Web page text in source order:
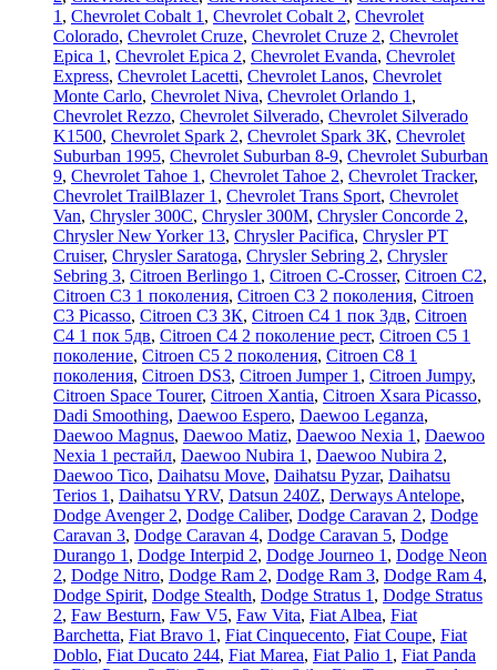
1, Chevrolet Cobalt 1, Chevrolet Cobalt 2, Chevrolet
Colorado, Chevrolet Cruze, Chevrolet Cruze 2, Chevrolet
Epica 1, Chevrolet Epica 2, Chevrolet Evanda, Chevrolet
Express, Chevrolet Lacetti, Chevrolet Lanos, Chevrolet
Monte Carlo, Chevrolet Niva, Chevrolet Orlando 1,
Chevrolet Rezzo, Chevrolet Silverado, Chevrolet Silverado
K1500, Chevrolet Spark 2, Chevrolet Spark ЗК, Chevrolet
Suburban 1995, Chevrolet Suburban 8-9, Chevrolet Suburban
9, Chevrolet Tahoe 1, Chevrolet Tahoe 2, Chevrolet Tracker,
Chevrolet TrailBlazer 1, Chevrolet Trans Sport, Chevrolet
Van, Chrysler 300C, Chrysler 300M, Chrysler Concorde 2,
Chrysler New Yorker 13, Chrysler Pacifica, Chrysler PT
Cruiser, Chrysler Saratoga, Chrysler Sebring 2, Chrysler
Sebring 3, Citroen Berlingo 1, Citroen C-Crosser, Citroen C2,
Citroen C3 1 поколения, Citroen C3 2 поколения, Citroen
C3 Picasso, Citroen C3 ЗК, Citroen C4 1 пок 3дв, Citroen
C4 1 пок 5дв, Citroen C4 2 поколение рест, Citroen C5 1
поколение, Citroen C5 2 поколения, Citroen C8 1
поколения, Citroen DS3, Citroen Jumper 1, Citroen Jumpy,
Citroen Space Tourer, Citroen Xantia, Citroen Xsara Picasso,
Dadi Smoothing, Daewoo Espero, Daewoo Leganza,
Daewoo Magnus, Daewoo Matiz, Daewoo Nexia 1, Daewoo
Nexia 1 рестайл, Daewoo Nubira 1, Daewoo Nubira 2,
Daewoo Tico, Daihatsu Move, Daihatsu Pyzar, Daihatsu
Terios 1, Daihatsu YRV, Datsun 240Z, Derways Antelope,
Dodge Avenger 2, Dodge Caliber, Dodge Caravan 2, Dodge
Caravan 3, Dodge Caravan 4, Dodge Caravan 5, Dodge
Durango 1, Dodge Interpid 2, Dodge Journeo 1, Dodge Neon
2, Dodge Nitro, Dodge Ram 2, Dodge Ram 3, Dodge Ram 4,
Dodge Spirit, Dodge Stealth, Dodge Stratus 1, Dodge Stratus
2, Faw Besturn, Faw V5, Faw Vita, Fiat Albea, Fiat
Barchetta, Fiat Bravo 1, Fiat Cinquecento, Fiat Coupe, Fiat
Doblo, Fiat Ducato 244, Fiat Marea, Fiat Palio 1, Fiat Panda